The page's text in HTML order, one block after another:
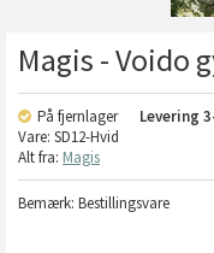
Magis - Voido
På fjernlager Levering
Vare: SD12-Hvid
Alt fra: Magis
Bemærk: Bestillingsvare